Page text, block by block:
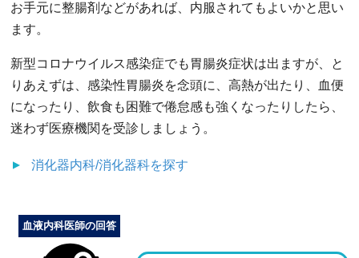
お手元に整腸剤などがあれば、内服されてもよいかと思い
ます。
新型コロナウイルス感染症でも胃腸炎症状は出ますが、と
りあえずは、感染性胃腸炎を念頭に、高熱が出たり、血便
になったり、飲食も困難で倦怠感も強くなったりしたら、
迷わず医療機関を受診しましょう。
消化器内科/消化器科を探す
血液内科医師の回答